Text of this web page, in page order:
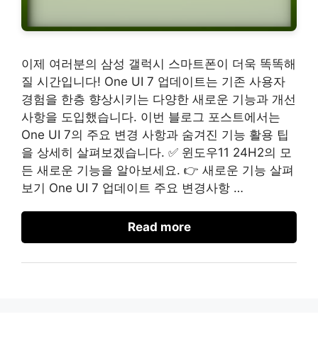
이제 여러분의 삼성 갤럭시 스마트폰이 더욱 똑똑해
질 시간입니다! One UI 7 업데이트는 기존 사용자
경험을 한층 향상시키는 다양한 새로운 기능과 개선
사항을 도입했습니다. 이번 블로그 포스트에서는
One UI 7의 주요 변경 사항과 숨겨진 기능 활용 팁
을 상세히 살펴보겠습니다. ✅ 윈도우11 24H2의 모
든 새로운 기능을 알아보세요. 👉 새로운 기능 살펴
보기 One UI 7 업데이트 주요 변경사항 …
Read more